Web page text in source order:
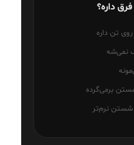
داره؟
تن داره
نمی‌شه
برمی‌گرده
نرم‌تر